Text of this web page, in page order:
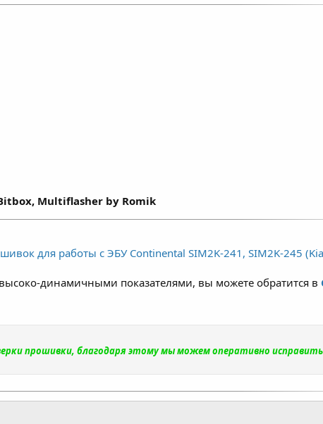
моменту составляет примерно 7–12% и
используемого топлива.
Multiflasher by Romik
для работы с ЭБУ Continental SIM2K-241, SIM2K-245
динамичными показателями, вы можете обратится в
прошивки, благодаря этому мы можем оперативно